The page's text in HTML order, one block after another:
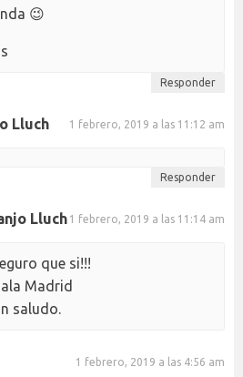
😉
Responder
Lluch 1 febrero, 2019 a las 11:12 am
Responder
Lluch 1 febrero, 2019 a las 11:14 am
que si!!!
Madrid
saludo.
1 febrero, 2019 a las 4:56 am